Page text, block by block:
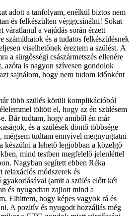
adott a tanfolyam, enélkül biztos nem
és felkészülten végigcsinálni! Sokat
váratlanul a vajúdás során érzett
számíthatok és a tudatos felkészülésnek
viselhetőnek éreztem a szülést. A
a sürgősségi császármetszés ellenére
is nagyon szívesen gondolok
sajnálom, hogy nem tudom időnként
több szülés körüli komplikációból
töltött el, hogy az én szülésem
Bár tudtam, hogy amiből én már
és a szülések döntő többsége
tudtam ennyivel megnyugtatni
készülni a lehető legjobban a közelgő
mind testben megfelelő jelenléttel
Nagyban segített ebben Réka
relaxációs módszerek és
(amit a szülés előtt két
és nyugodtan zajlott mind a
Elhittem, hogy képes vagyok rá és
A pozitív és nyugodt hozzállás még